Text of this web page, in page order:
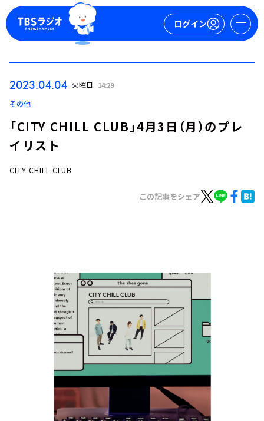
ログイン
お知らせ
イベント・グッズ
YouTube
会社情報
2023.04.04 火曜日 14:29
その他
「CITY CHILL CLUB」4月3日（月）のプレ
イリスト
CITY CHILL CLUB
この記事をシェア